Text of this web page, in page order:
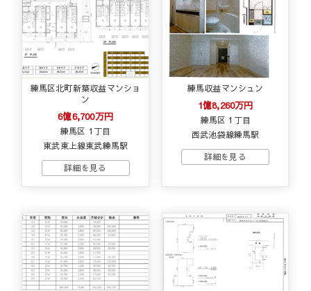
練馬区北町新築収益マンショ
ン
6億6,700万円
練馬区 1丁目
東武東上線東武練馬駅
練馬収益マンシュン
1億8,260万円
練馬区 1丁目
西武池袋線練馬駅